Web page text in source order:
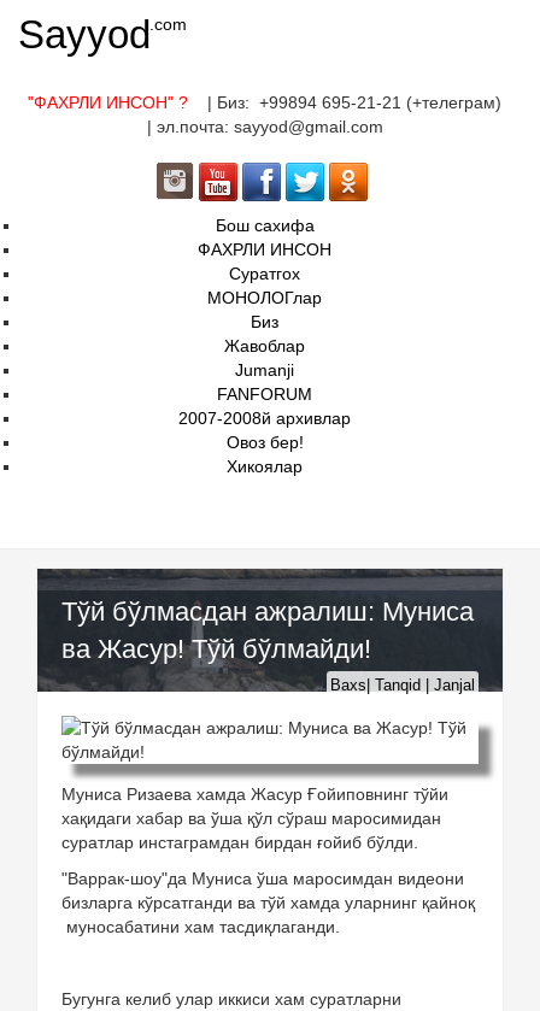
Sayyod .com
"ФАХРЛИ ИНСОН" ?
| Биз: +99894 695-21-21 (+телеграм)
| эл.почта: sayyod@gmail.com
Бош сахифа
ФАХРЛИ ИНСОН
Суратгох
МОНОЛОГлар
Биз
Жавоблар
Jumanji
FANFORUM
2007-2008й архивлар
Овоз бер!
Хикоялар
Тўй бўлмасдан ажралиш: Муниса
ва Жасур! Тўй бўлмайди!
Baxs| Tanqid | Janjal
Муниса Ризаева хамда Жасур Ғойиповнинг тўйи
хақидаги хабар ва ўша қўл сўраш маросимидан
суратлар инстаграмдан бирдан ғойиб бўлди.
"Варрак-шоу"да Муниса ўша маросимдан видеони
бизларга кўрсатганди ва тўй хамда уларнинг қайноқ
муносабатини хам тасдиқлаганди.
Бугунга келиб улар иккиси хам суратларни